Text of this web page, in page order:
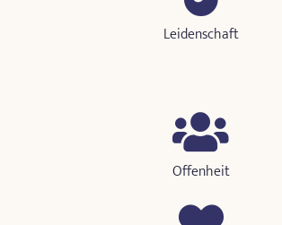
Leidenschaft
Offenheit